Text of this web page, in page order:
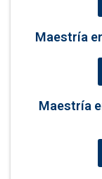
Maestría
Maestría